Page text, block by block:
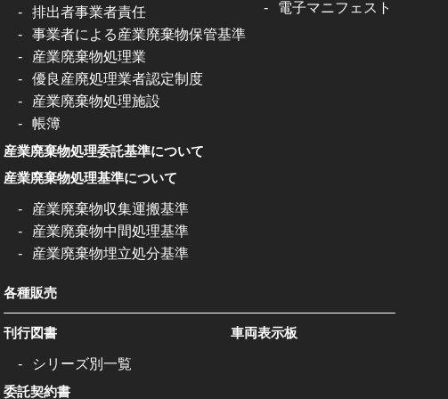
排出者事業者責任
事業者による産業廃棄物保管基準
産業廃棄物処理業
優良産廃処理業者認定制度
産業廃棄物処理施設
帳簿
産業廃棄物処理委託基準について
産業廃棄物処理基準について
産業廃棄物収集運搬基準
産業廃棄物中間処理基準
産業廃棄物埋立処分基準
電子マニフェスト
各種販売
刊行図書
シリーズ別一覧
委託契約書
車両表示板